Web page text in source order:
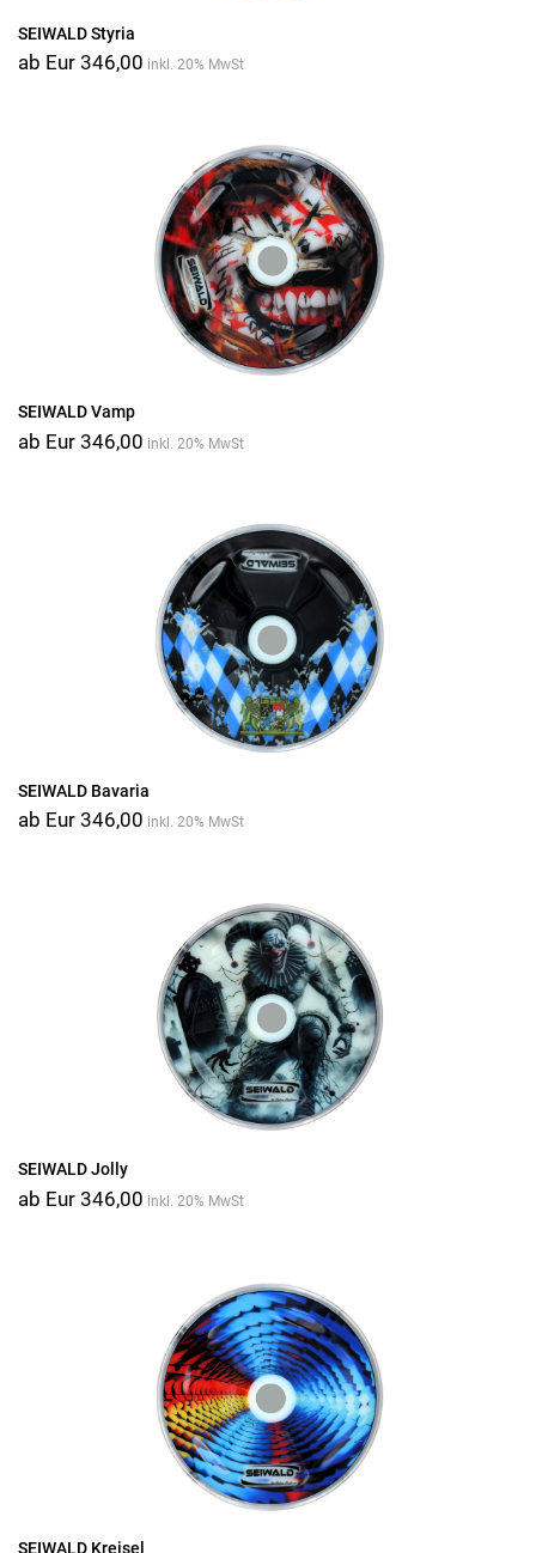
SEIWALD Styria
ab Eur 346,00 inkl. 20% MwSt
SEIWALD Vamp
ab Eur 346,00 inkl. 20% MwSt
SEIWALD Bavaria
ab Eur 346,00 inkl. 20% MwSt
SEIWALD Jolly
ab Eur 346,00 inkl. 20% MwSt
SEIWALD Kreisel